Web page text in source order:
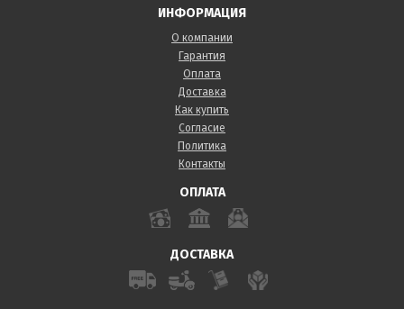
ИНФОРМАЦИЯ
О компании
Гарантия
Оплата
Доставка
Как купить
Согласие
Политика
Контакты
ОПЛАТА
ДОСТАВКА